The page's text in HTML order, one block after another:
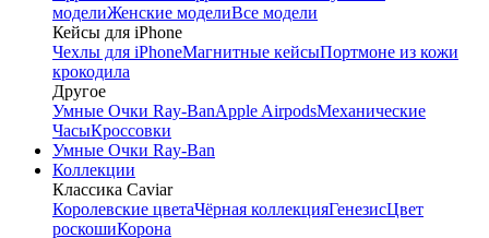
моделиЖенские моделиВсе модели
Кейсы для iPhone
Чехлы для iPhoneМагнитные кейсыПортмоне из кожи
крокодила
Другое
Умные Очки Ray-BanApple AirpodsМеханические
ЧасыКроссовки
Умные Очки Ray-Ban
Коллекции
Классика Caviar
Королевские цветаЧёрная коллекцияГенезисЦвет
роскошиКорона